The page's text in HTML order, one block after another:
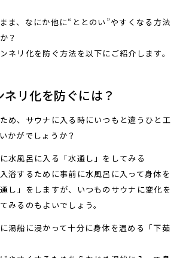
ま、なにか他に“ととのい”やすくなる方法
？
ネリ化を防ぐ方法を以下にご紹介します。
リ化を防ぐには？
め、サウナに入る時にいつもと違うひと工
かがでしょうか？
水風呂に入る「水通し」をしてみる
浴するために事前に水風呂に入って身体を
し」をしますが、いつものサウナに変化を
みるのもよいでしょう。
湯船に浸かって十分に身体を温める「下茹